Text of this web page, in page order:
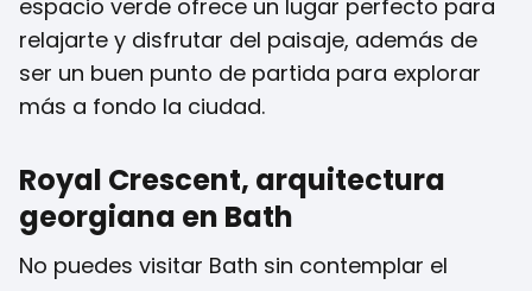
espacio verde ofrece un lugar perfecto para
relajarte y disfrutar del paisaje, además de
ser un buen punto de partida para explorar
más a fondo la ciudad.
Royal Crescent, arquitectura
georgiana en Bath
No puedes visitar Bath sin contemplar el